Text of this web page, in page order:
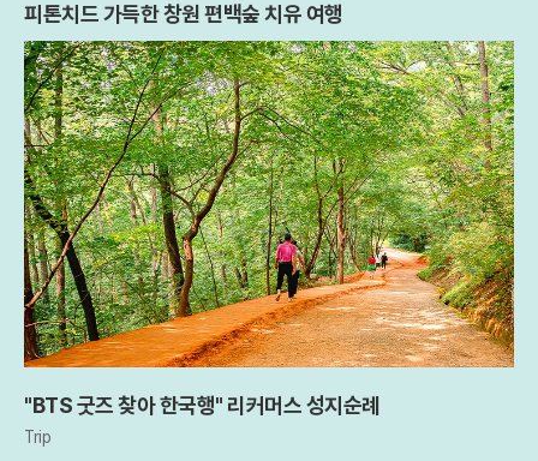
피톤치드 가득한 창원 편백숲 치유 여행
"BTS 굿즈 찾아 한국행" 리커머스 성지순례
Trip